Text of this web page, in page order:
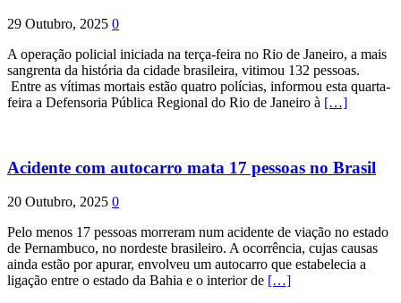
29 Outubro, 2025 0
A operação policial iniciada na terça-feira no Rio de Janeiro, a mais
sangrenta da história da cidade brasileira, vitimou 132 pessoas.
Entre as vítimas mortais estão quatro polícias, informou esta quarta-
feira a Defensoria Pública Regional do Rio de Janeiro à […]
Acidente com autocarro mata 17 pessoas no Brasil
20 Outubro, 2025 0
Pelo menos 17 pessoas morreram num acidente de viação no estado
de Pernambuco, no nordeste brasileiro. A ocorrência, cujas causas
ainda estão por apurar, envolveu um autocarro que estabelecia a
ligação entre o estado da Bahia e o interior de […]